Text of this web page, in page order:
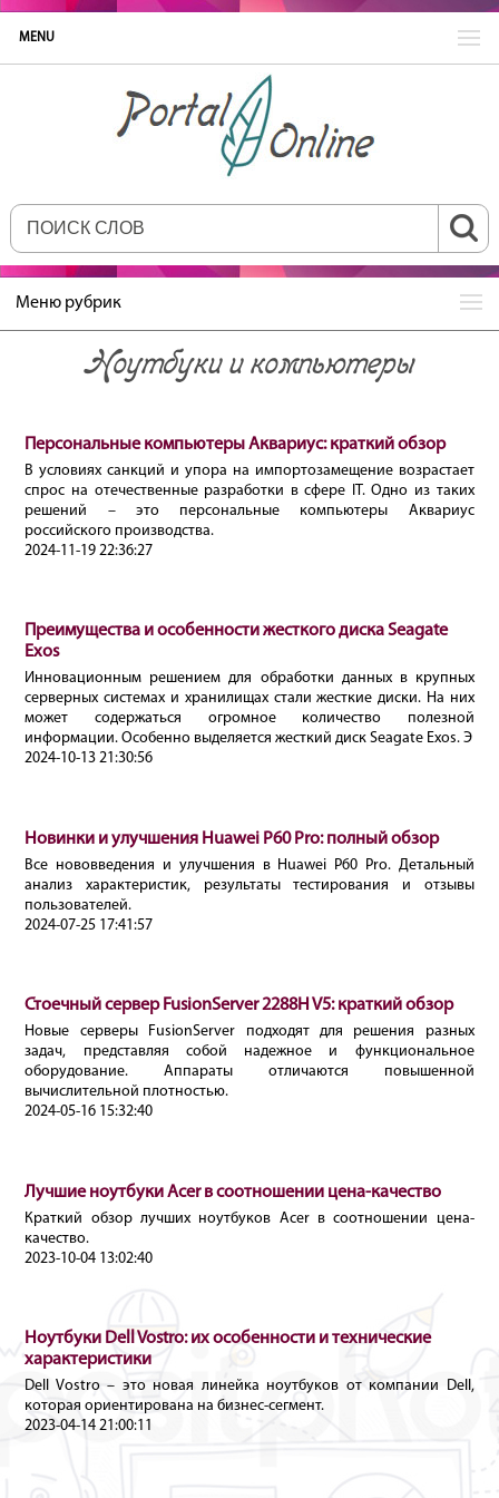
MENU
Меню рубрик
Ноутбуки и компьютеры
Персональные компьютеры Аквариус: краткий обзор
В условиях санкций и упора на импортозамещение возрастает
спрос на отечественные разработки в сфере IT. Одно из таких
решений – это персональные компьютеры Аквариус
российского производства.
2024-11-19 22:36:27
Преимущества и особенности жесткого диска Seagate
Exos
Инновационным решением для обработки данных в крупных
серверных системах и хранилищах стали жесткие диски. На них
может содержаться огромное количество полезной
информации. Особенно выделяется жесткий диск Seagate Exos. Э
2024-10-13 21:30:56
Новинки и улучшения Huawei P60 Pro: полный обзор
Все нововведения и улучшения в Huawei P60 Pro. Детальный
анализ характеристик, результаты тестирования и отзывы
пользователей.
2024-07-25 17:41:57
Стоечный сервер FusionServer 2288H V5: краткий обзор
Новые серверы FusionServer подходят для решения разных
задач, представляя собой надежное и функциональное
оборудование. Аппараты отличаются повышенной
вычислительной плотностью.
2024-05-16 15:32:40
Лучшие ноутбуки Acer в соотношении цена-качество
Краткий обзор лучших ноутбуков Acer в соотношении цена-
качество.
2023-10-04 13:02:40
Ноутбуки Dell Vostro: их особенности и технические
характеристики
Dell Vostro – это новая линейка ноутбуков от компании Dell,
которая ориентирована на бизнес-сегмент.
2023-04-14 21:00:11